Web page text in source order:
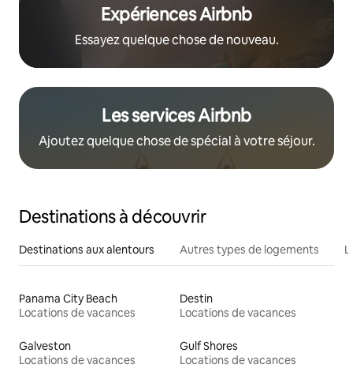
Expériences Airbnb
Essayez quelque chose de nouveau.
Les services Airbnb
Ajoutez quelque chose de spécial à votre séjour.
Destinations à découvrir
Destinations aux alentours Autres types de logements
Panama City Beach
Locations de vacances
Destin
Locations de vacances
Galveston
Locations de vacances
Gulf Shores
Locations de vacances